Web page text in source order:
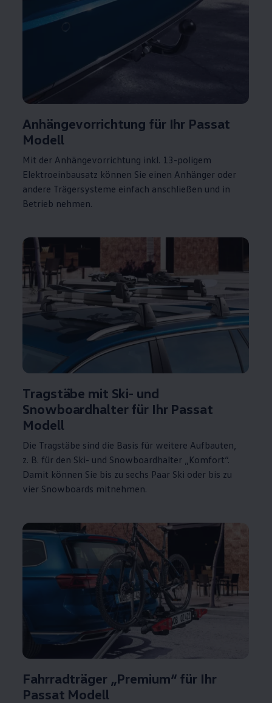
Anhängevorrichtung für Ihr Passat
Modell
Mit der Anhängevorrichtung inkl. 13-poligem
Elektroeinbausatz können Sie einen Anhänger oder
andere Trägersysteme einfach anschließen und in
Betrieb nehmen.
Tragstäbe mit Ski- und
Snowboardhalter für Ihr Passat
Modell
Die Tragstäbe sind die Basis für weitere Aufbauten,
z. B. für den Ski- und Snowboardhalter „Komfort“.
Damit können Sie bis zu sechs Paar Ski oder bis zu
vier Snowboards mitnehmen.
Fahrradträger „Premium“ für Ihr
Passat Modell